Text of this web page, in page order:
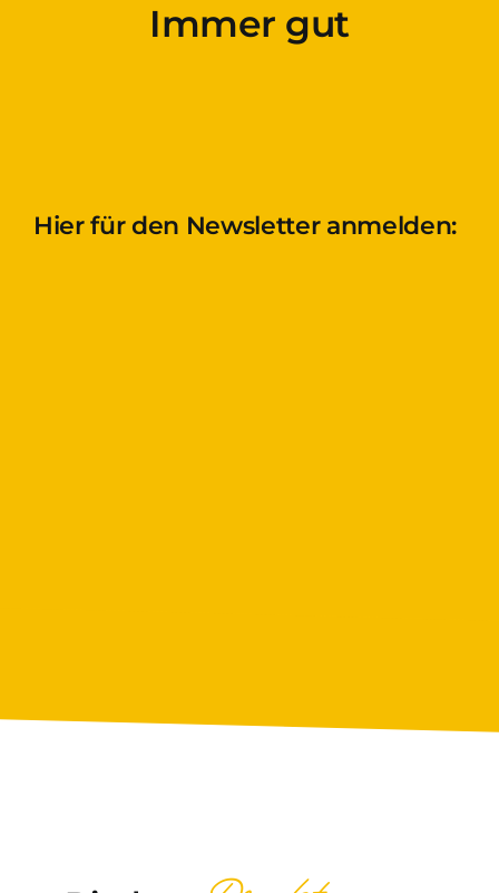
Immer gut
Hier für den Newsletter anmelden: